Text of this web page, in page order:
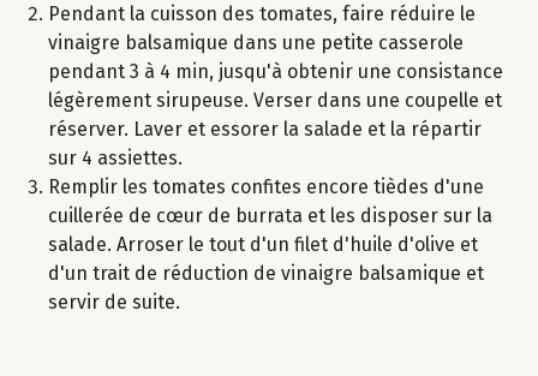
Pendant la cuisson des tomates, faire réduire le
vinaigre balsamique dans une petite casserole
pendant 3 à 4 min, jusqu'à obtenir une consistance
légèrement sirupeuse. Verser dans une coupelle et
réserver. Laver et essorer la salade et la répartir
sur 4 assiettes.
Remplir les tomates confites encore tièdes d'une
cuillerée de cœur de burrata et les disposer sur la
salade. Arroser le tout d'un filet d'huile d'olive et
d'un trait de réduction de vinaigre balsamique et
servir de suite.